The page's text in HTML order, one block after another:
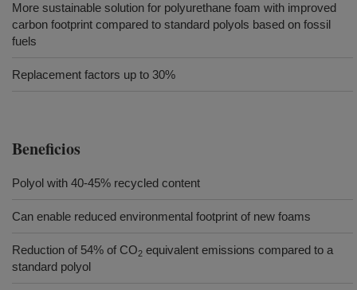
More sustainable solution for polyurethane foam with improved
carbon footprint compared to standard polyols based on fossil
fuels
Replacement factors up to 30%
Beneficios
Polyol with 40-45% recycled content
Can enable reduced environmental footprint of new foams
Reduction of 54% of CO2 equivalent emissions compared to a
standard polyol